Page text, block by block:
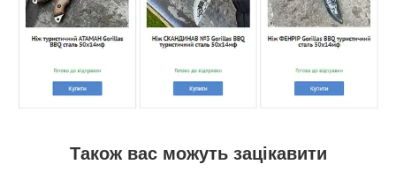
Також вас можуть зацікавити